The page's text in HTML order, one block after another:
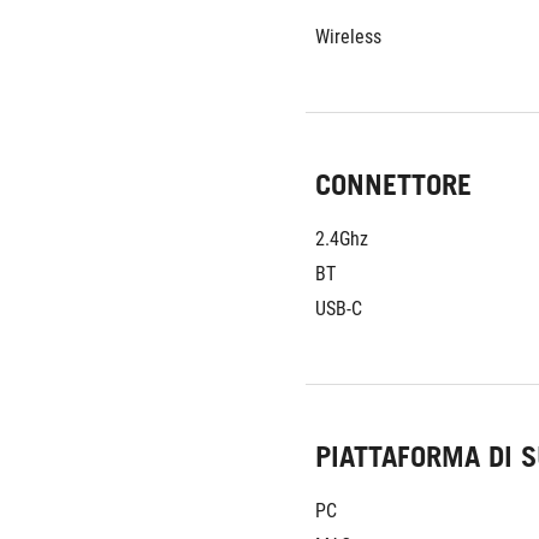
Wireless
CONNETTORE
2.4Ghz
BT
USB-C
PIATTAFORMA DI
PC